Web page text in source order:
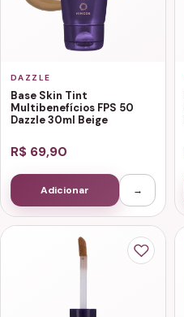
DAZZLE
Base Skin Tint
Multibenefícios FPS 50
Dazzle 30ml Beige
R$ 69,90
Adicionar →